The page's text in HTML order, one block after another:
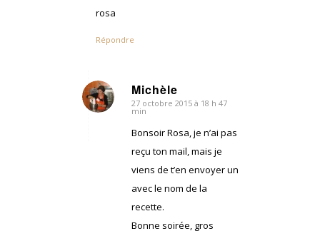
rosa
Répondre
Michèle
dit
27 octobre 2015 à 18 h 47
min
Bonsoir Rosa, je n’ai pas
reçu ton mail, mais je
viens de t’en envoyer un
avec le nom de la
recette.
Bonne soirée, gros